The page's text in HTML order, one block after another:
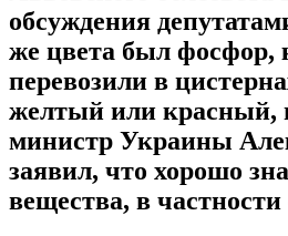
обсуждения
же цвета был фосфор,
перевозили в
желтый или красный,
министр Украины
заявил, что хорошо
вещества, в